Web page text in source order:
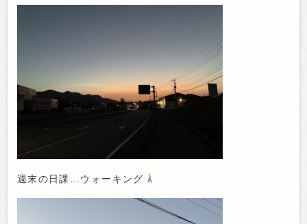
週末の日課…ウォーキング